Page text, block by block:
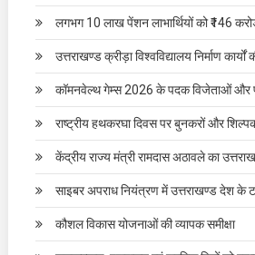
लगभग 10 लाख पेंशन लाभार्थियों को ₹146
उत्तराखण्ड क्रीड़ा विश्वविद्यालय निर्माण कार्यों
कॉमनवेल्थ गेम्स 2026 के पदक विजेताओं और
राष्ट्रीय हथकरघा दिवस पर बुनकरों और
केंद्रीय राज्य मंत्री रामदास अठावले का
साइबर अपराध नियंत्रण में उत्तराखण्ड देश के
कौशल विकास योजनाओं की व्यापक समीक्षा